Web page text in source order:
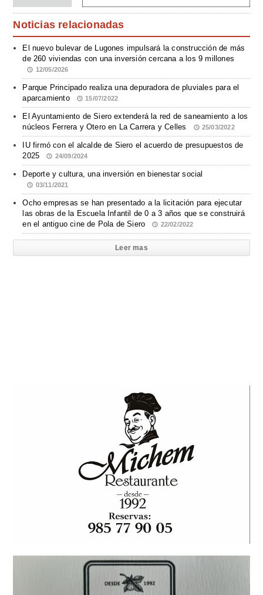
Noticias relacionadas
El nuevo bulevar de Lugones impulsará la construcción de más
de 260 viviendas con una inversión cercana a los 9 millones
12/05/2026
Parque Principado realiza una depuradora de pluviales para el
aparcamiento
15/07/2022
El Ayuntamiento de Siero extenderá la red de saneamiento a los
núcleos Ferrera y Otero en La Carrera y Celles
25/03/2022
IU firmó con el alcalde de Siero el acuerdo de presupuestos de
2025
24/09/2024
Deporte y cultura, una inversión en bienestar social
03/11/2021
Ocho empresas se han presentado a la licitación para ejecutar
las obras de la Escuela Infantil de 0 a 3 años que se construirá
en el antiguo cine de Pola de Siero
22/02/2022
Leer mas